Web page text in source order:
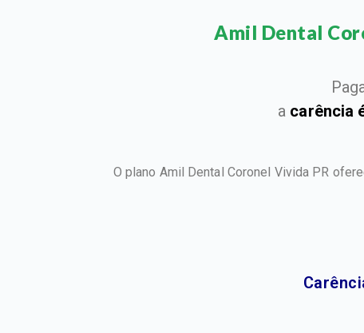
Amil Dental
a carência
O plano Amil Dental Coronel Vivida PR